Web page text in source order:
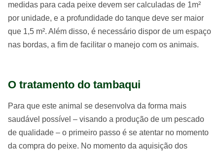
medidas para cada peixe devem ser calculadas de 1m²
por unidade, e a profundidade do tanque deve ser maior
que 1,5 m². Além disso, é necessário dispor de um espaço
nas bordas, a fim de facilitar o manejo com os animais.
O tratamento do tambaqui
Para que este animal se desenvolva da forma mais
saudável possível – visando a produção de um pescado
de qualidade – o primeiro passo é se atentar no momento
da compra do peixe. No momento da aquisição dos